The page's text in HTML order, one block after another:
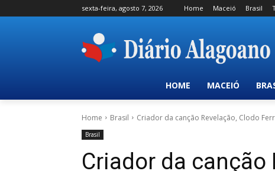
sexta-feira, agosto 7, 2026 Home Maceió Brasil
HOME MACEIÓ
Home Brasil Criador da canção Revelação, Clodo
Brasil
Criador da canção